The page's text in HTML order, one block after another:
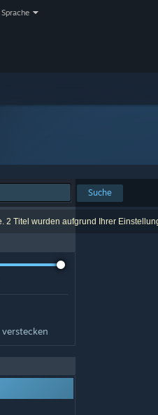
Sprache
Suche
2 Titel wurden aufgrund Ihrer